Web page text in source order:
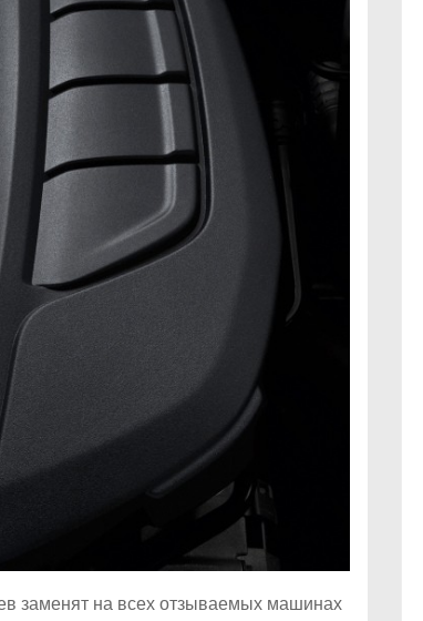
заменят на всех отзываемых машинах